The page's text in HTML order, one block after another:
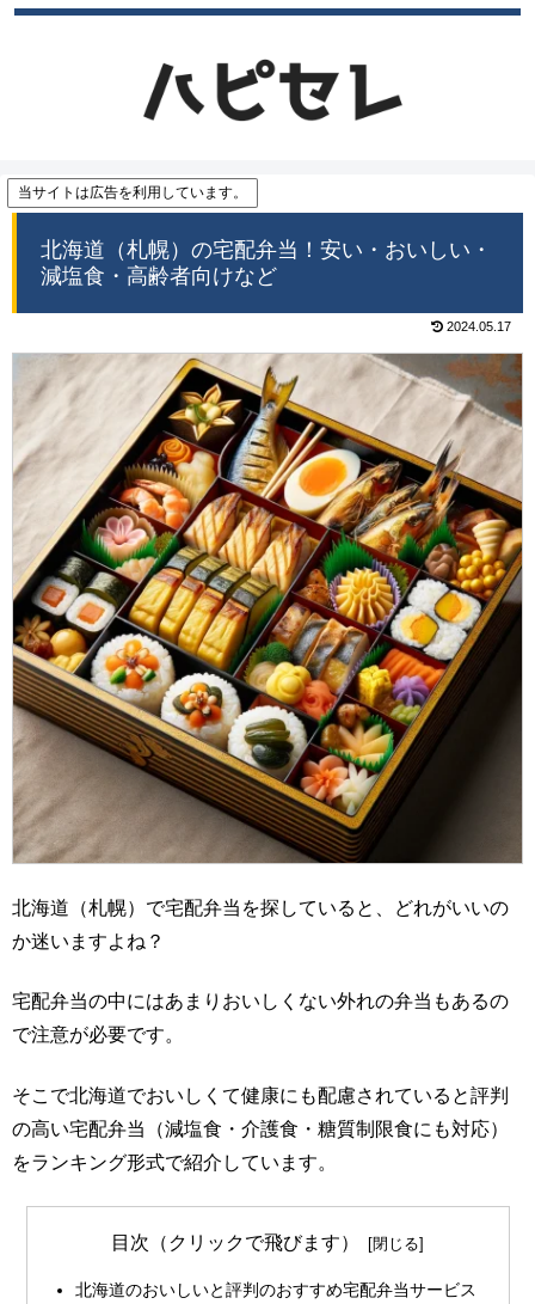
当サイトは広告を利用しています。
北海道（札幌）の宅配弁当！安い・おいしい・
減塩食・高齢者向けなど
2024.05.17
北海道（札幌）で宅配弁当を探していると、どれがいいの
か迷いますよね？
宅配弁当の中にはあまりおいしくない外れの弁当もあるの
で注意が必要です。
そこで北海道でおいしくて健康にも配慮されていると評判
の高い宅配弁当（減塩食・介護食・糖質制限食にも対応）
をランキング形式で紹介しています。
目次（クリックで飛びます）
北海道のおいしいと評判のおすすめ宅配弁当サービス